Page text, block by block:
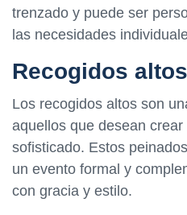
trenzado y puede ser
las necesidades
Recogidos altos
Los recogidos altos son
aquellos que desean
sofisticado. Estos
un evento formal y
con gracia y estilo.